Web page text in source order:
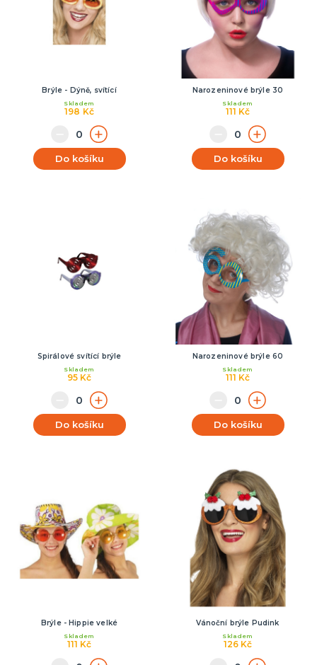
Brýle - Dýně, svítící
198 Kč
Skladem
Do košíku
Narozeninové brýle 30
111 Kč
Skladem
Do košíku
Spirálové svítící brýle
95 Kč
Skladem
Do košíku
Narozeninové brýle 60
111 Kč
Skladem
Do košíku
Brýle - Hippie velké
111 Kč
Skladem
Vánoční brýle Pudink
126 Kč
Skladem